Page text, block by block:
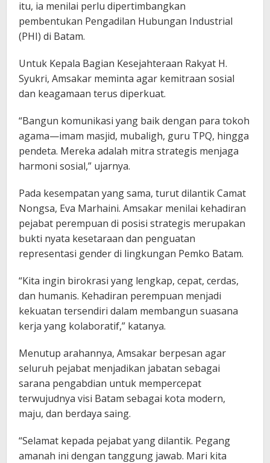
itu, ia menilai perlu dipertimbangkan
pembentukan Pengadilan Hubungan Industrial
(PHI) di Batam.
Untuk Kepala Bagian Kesejahteraan Rakyat H.
Syukri, Amsakar meminta agar kemitraan sosial
dan keagamaan terus diperkuat.
“Bangun komunikasi yang baik dengan para tokoh
agama—imam masjid, mubaligh, guru TPQ, hingga
pendeta. Mereka adalah mitra strategis menjaga
harmoni sosial,” ujarnya.
Pada kesempatan yang sama, turut dilantik Camat
Nongsa, Eva Marhaini. Amsakar menilai kehadiran
pejabat perempuan di posisi strategis merupakan
bukti nyata kesetaraan dan penguatan
representasi gender di lingkungan Pemko Batam.
“Kita ingin birokrasi yang lengkap, cepat, cerdas,
dan humanis. Kehadiran perempuan menjadi
kekuatan tersendiri dalam membangun suasana
kerja yang kolaboratif,” katanya.
Menutup arahannya, Amsakar berpesan agar
seluruh pejabat menjadikan jabatan sebagai
sarana pengabdian untuk mempercepat
terwujudnya visi Batam sebagai kota modern,
maju, dan berdaya saing.
“Selamat kepada pejabat yang dilantik. Pegang
amanah ini dengan tanggung jawab. Mari kita